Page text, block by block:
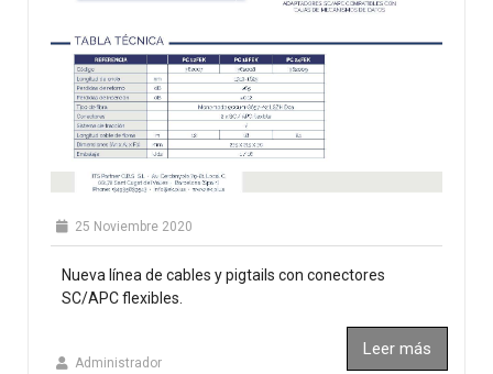
Administrador
25 Noviembre 2020
Nueva línea de cables y pigtails con conectores
SC/APC flexibles.
Leer más